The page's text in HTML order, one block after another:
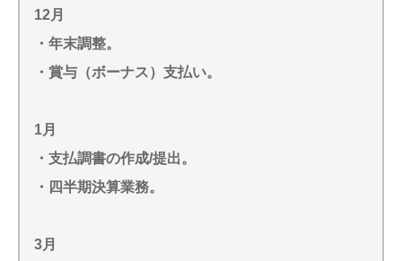
12月
・年末調整。
・賞与（ボーナス）支払い。
1月
・支払調書の作成/提出。
・四半期決算業務。
3月